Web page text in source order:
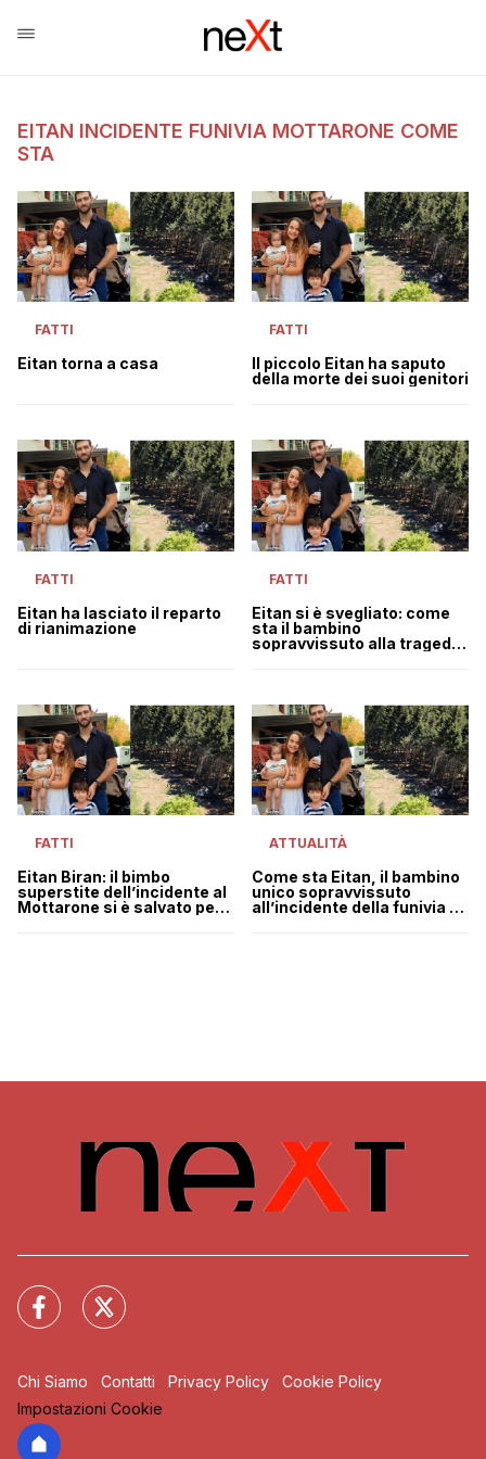
EITAN INCIDENTE FUNIVIA MOTTARONE COME
STA
FATTI
Eitan torna a casa
FATTI
Il piccolo Eitan ha saputo
della morte dei suoi genitori
FATTI
Eitan ha lasciato il reparto
di rianimazione
FATTI
Eitan si è svegliato: come
sta il bambino
sopravvissuto alla tragedia
FATTI
Eitan Biran: il bimbo
superstite dell’incidente al
Mottarone si è salvato per
ATTUALITÀ
Come sta Eitan, il bambino
unico sopravvissuto
all’incidente della funivia al
Chi Siamo Contatti Privacy Policy
Cookie Policy
Impostazioni Cookie